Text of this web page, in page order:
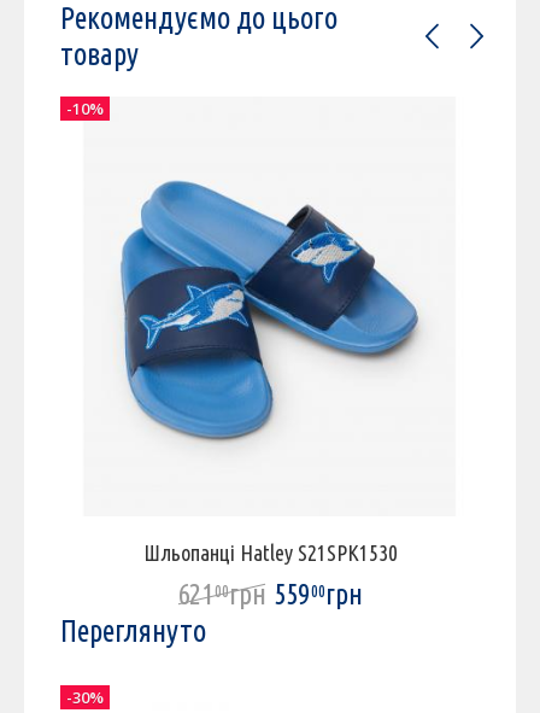
Рекомендуємо до цього
товару
Шльопанці Hatley S21SPK1530
62100грн 55900грн
-10%
Переглянуто
-30%